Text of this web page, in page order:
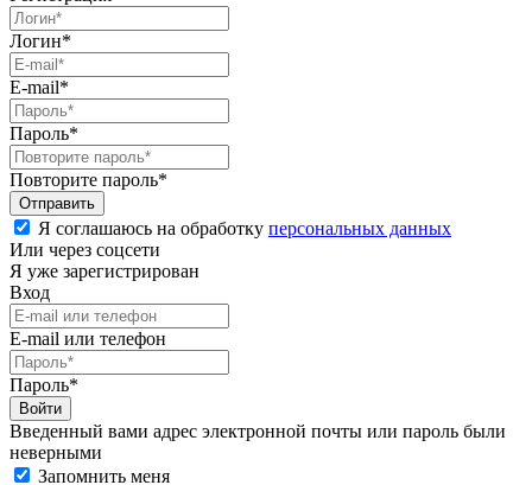
Логин*
E-mail*
Пароль*
Повторите пароль*
Я соглашаюсь на обработку персональных данных
Или через соцсети
Я уже зарегистрирован
Вход
E-mail или телефон
Пароль*
Введенный вами адрес электронной почты или пароль были
неверными
Запомнить меня